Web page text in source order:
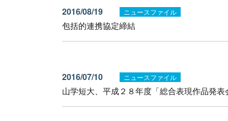
2016/08/19 ニュースファイル
包括的連携協定締結
2016/07/10 ニュースファイル
山学短大、平成２８年度「総合表現作品発表